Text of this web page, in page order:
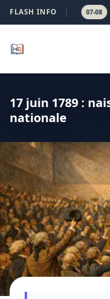
FLASH INFO 07-08
17 juin 1789 :
nationale